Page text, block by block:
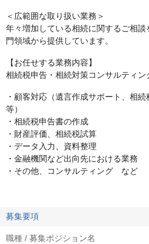
＜広範囲な取り扱い業務＞
年々増加している相続に関するご相
門領域から提供しています。
【お任せする業務内容】
相続税申告・相続対策コンサルティン
・顧客対応（遺言作成サポート、相
等）
・相続税申告書の作成
・財産評価、相続税試算
・データ入力、資料整理
・金融機関など出向先における業務
・その他、コンサルティング など
募集要項
職種 / 募集ポジション名